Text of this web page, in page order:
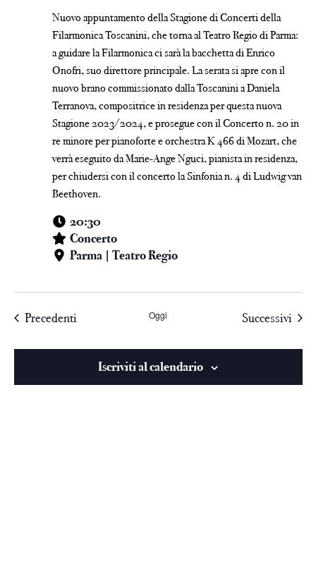
Nuovo appuntamento della Stagione di Concerti della
Filarmonica Toscanini, che torna al Teatro Regio di Parma:
a guidare la Filarmonica ci sarà la bacchetta di Enrico
Onofri, suo direttore principale. La serata si apre con il
nuovo brano commissionato dalla Toscanini a Daniela
Terranova, compositrice in residenza per questa nuova
Stagione 2023/2024, e prosegue con il Concerto n. 20 in
re minore per pianoforte e orchestra K 466 di Mozart, che
verrà eseguito da Marie-Ange Nguci, pianista in residenza,
per chiudersi con il concerto la Sinfonia n. 4 di Ludwig van
Beethoven.
20:30
Concerto
Parma | Teatro Regio
Precedenti Oggi Successivi
Iscriviti al calendario